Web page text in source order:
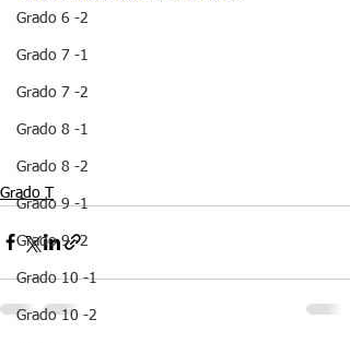
Grado 6 -2
Grado 7 -1
Grado 7 -2
Grado 8 -1
Grado 8 -2
Grado 9 -1
Grado 9 -2
Grado 10 -1
Grado 10 -2
Grado T